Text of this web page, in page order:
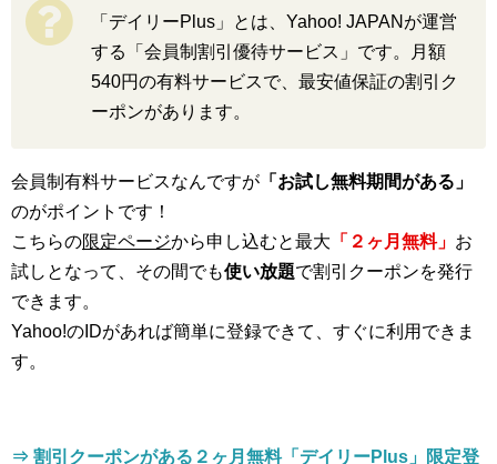
「デイリーPlus」とは、Yahoo! JAPANが運営
する「会員制割引優待サービス」です。月額
540円の有料サービスで、最安値保証の割引ク
ーポンがあります。
会員制有料サービスなんですが 「お試し無料期間がある」
のがポイントです！
こちらの限定ページから申し込むと最大 「２ヶ月無料」 お
試しとなって、その間でも使い放題で割引クーポンを発行
できます。
Yahoo!のIDがあれば簡単に登録できて、すぐに利用できま
す。
⇒ 割引クーポンがある２ヶ月無料「デイリーPlus」限定登